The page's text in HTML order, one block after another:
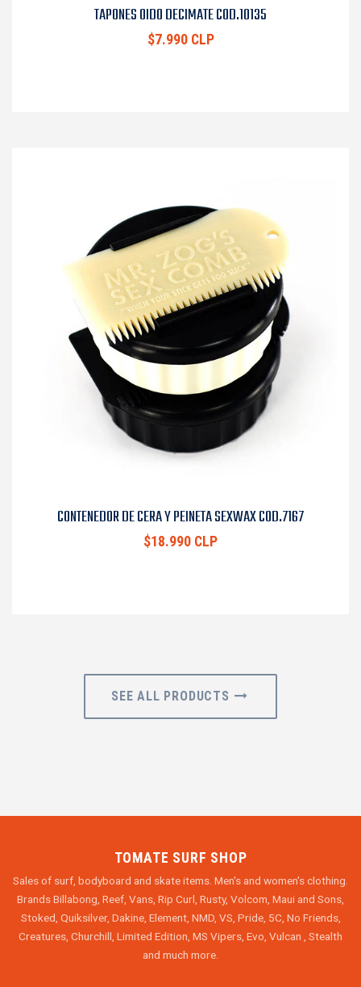
TAPONES OIDO DECIMATE COD.10135
$7.990 CLP
CONTENEDOR DE CERA Y PEINETA SEXWAX COD.7167
$18.990 CLP
SEE ALL PRODUCTS
TOMATE SURF SHOP
Sales of surf, bodyboard and skate items. Men's and women's clothing.
Brands Billabong, Reef, Vans, Rip Curl, Rusty, Volcom, Maui and Sons,
Stoked, Quiksilver, Dakine, Element, NMD, VS, Pride, 5C, No Friends,
Creatures, Churchill, Limited Edition, MS Vipers, Evo, Vulcan , Stealth
and much more.